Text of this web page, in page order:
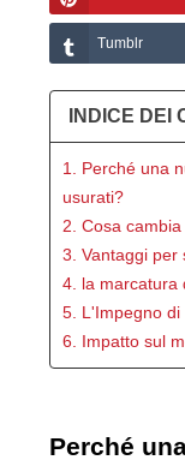
Tumblr
INDICE DEI
1. Perché una
usurati?
2. Cosa
3. Vantaggi per
4. la marcatura
5. L'Impegno di
6. Impatto sul
Perché